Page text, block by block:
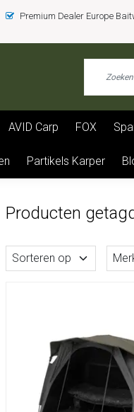
Premium Dealer Europe
AVID Carp FOX
Partikels Karper
Producten
Sorteren op